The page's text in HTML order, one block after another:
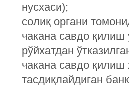
нусхаси);
солиқ органи
чакана савдо
рўйхатдан
чакана савдо қилиш
тасдиқлайдиган